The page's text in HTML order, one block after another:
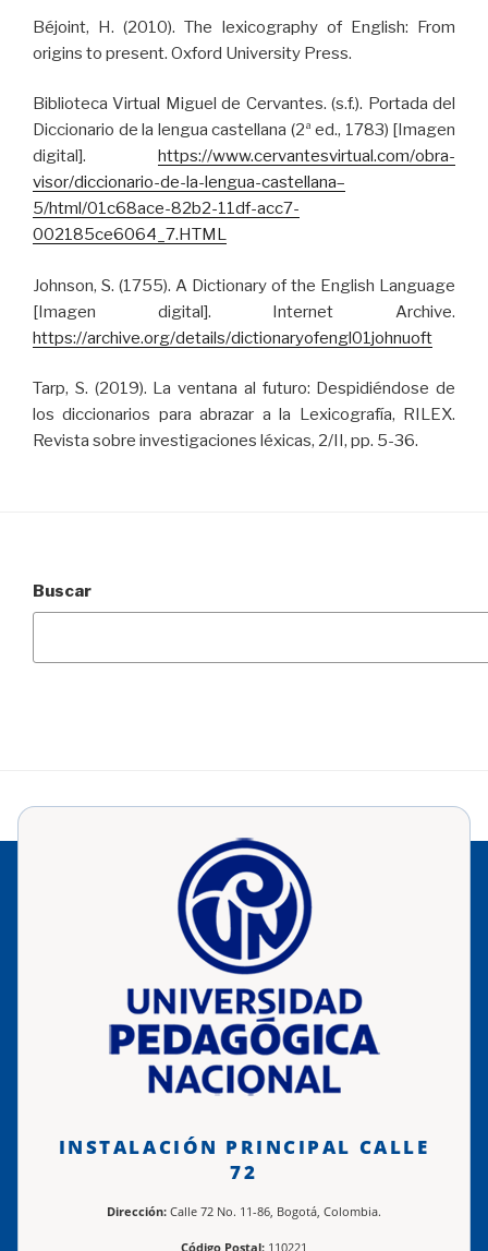
Béjoint, H. (2010). The lexicography of English: From
origins to present. Oxford University Press.
Biblioteca Virtual Miguel de Cervantes. (s.f.). Portada del
Diccionario de la lengua castellana (2ª ed., 1783) [Imagen
digital].
https://www.cervantesvirtual.com/obra-
visor/diccionario-de-la-lengua-castellana–
5/html/01c68ace-82b2-11df-acc7-
002185ce6064_7.HTML
Johnson, S. (1755). A Dictionary of the English Language
[Imagen digital]. Internet Archive.
https://archive.org/details/dictionaryofengl01johnuoft
Tarp, S. (2019). La ventana al futuro: Despidiéndose de
los diccionarios para abrazar a la Lexicografía, RILEX.
Revista sobre investigaciones léxicas, 2/II, pp. 5-36.
Buscar
INSTALACIÓN PRINCIPAL CALLE
72
Dirección: Calle 72 No. 11-86, Bogotá, Colombia.
Código Postal: 110221